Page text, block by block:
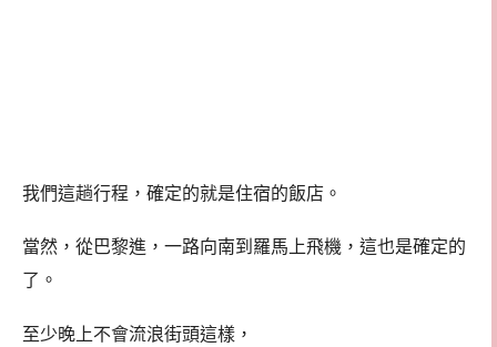
我們這趟行程，確定的就是住宿的飯店。
當然，從巴黎進，一路向南到羅馬上飛機，這也是確定的
了。
至少晚上不會流浪街頭這樣，